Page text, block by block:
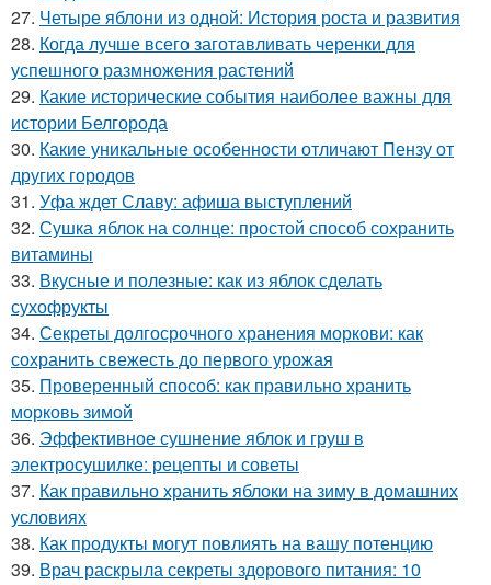
27. Четыре яблони из одной: История роста и развития
28. Когда лучше всего заготавливать черенки для
успешного размножения растений
29. Какие исторические события наиболее важны для
истории Белгорода
30. Какие уникальные особенности отличают Пензу от
других городов
31. Уфа ждет Славу: афиша выступлений
32. Сушка яблок на солнце: простой способ сохранить
витамины
33. Вкусные и полезные: как из яблок сделать
сухофрукты
34. Секреты долгосрочного хранения моркови: как
сохранить свежесть до первого урожая
35. Проверенный способ: как правильно хранить
морковь зимой
36. Эффективное сушнение яблок и груш в
электросушилке: рецепты и советы
37. Как правильно хранить яблоки на зиму в домашних
условиях
38. Как продукты могут повлиять на вашу потенцию
39. Врач раскрыла секреты здорового питания: 10